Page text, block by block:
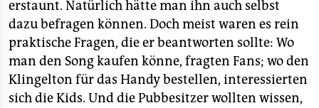
erstaunt. Natürlich hätte man ihn auch selbst
dazu befragen können. Doch meist waren es rein
praktische Fragen, die er beantworten sollte: Wo
man den Song kaufen könne, fragten Fans; wo den
Klingelton für das Handy bestellen, interessierten
sich die Kids. Und die Pubbesitzer wollten wissen,